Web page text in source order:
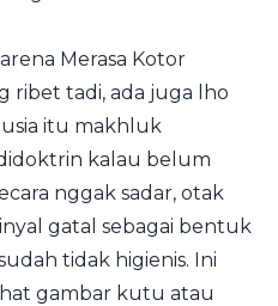
Merasa Kotor
ribet tadi, ada juga lho
itu makhluk
kalau belum
nggak sadar, otak
gatal sebagai bentuk
tidak higienis. Ini
gambar kutu atau